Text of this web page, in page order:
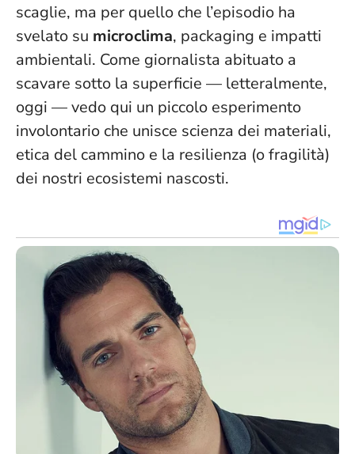
scaglie, ma per quello che l’episodio ha
svelato su microclima, packaging e impatti
ambientali. Come giornalista abituato a
scavare sotto la superficie — letteralmente,
oggi — vedo qui un piccolo esperimento
involontario che unisce scienza dei materiali,
etica del cammino e la resilienza (o fragilità)
dei nostri ecosistemi nascosti.